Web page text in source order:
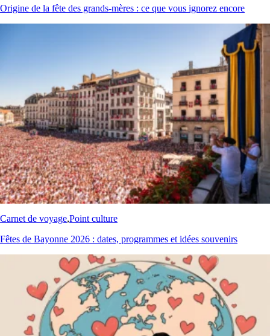
Origine de la fête des grands-mères : ce que vous ignorez encore
Carnet de voyage,Point culture
Fêtes de Bayonne 2026 : dates, programmes et idées souvenirs